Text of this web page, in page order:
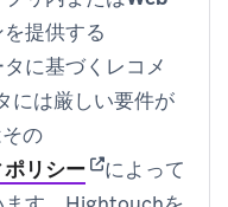
提供する
に基づくレコメ
には厳しい要件が
の
リシー(opens in new
によって